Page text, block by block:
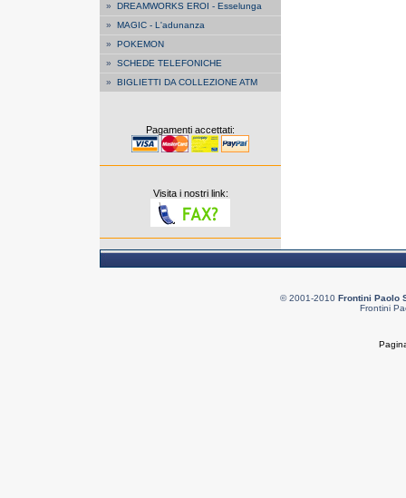
» DREAMWORKS EROI - Esselunga
» MAGIC - L'adunanza
» POKEMON
» SCHEDE TELEFONICHE
» BIGLIETTI DA COLLEZIONE ATM
Pagamenti accettati:
Visita i nostri link:
© 2001-2010 Frontini Paolo
Frontini